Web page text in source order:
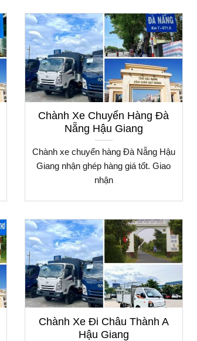
Chành Xe Chuyển Hàng Đà
Nẵng Hậu Giang
Chành xe chuyển hàng Đà Nẵng Hậu
Giang nhận ghép hàng giá tốt. Giao
nhận
Chành Xe Đi Châu Thành A
Hậu Giang